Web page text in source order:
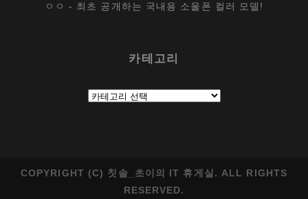
ㅇㅇ - 최초 공개하는 국내용 소울폰 컬러 모델!
카테고리
테
COPYRIGHT (C) 칫솔_초이의 IT 휴게실. ALL RIGHTS
RESERVED.